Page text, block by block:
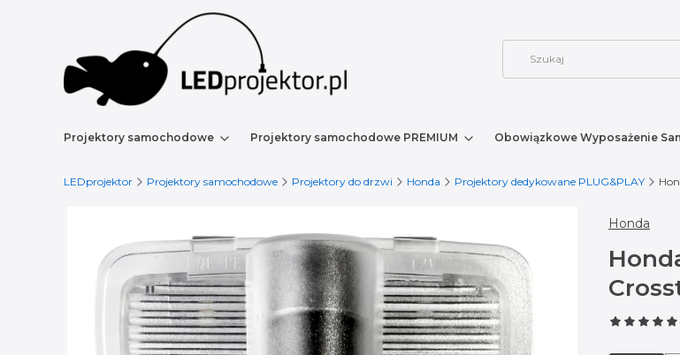
Projektory samochodowe Projektory samochodowe PREMIUM Obowiązkowe Wyposażenie
LEDprojektor Projektory samochodowe Projektory do drzwi Honda Projektory dedykowane PLUG&PLAY
Honda